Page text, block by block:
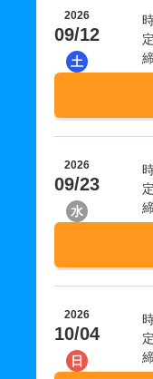
2026
09/12
土
2026
09/23
水
2026
10/04
日